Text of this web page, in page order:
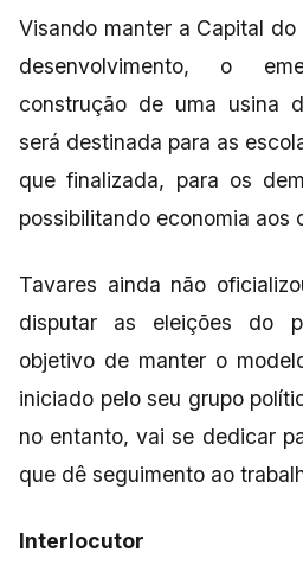
Visando manter a Capital
desenvolvimento, o
construção de uma usina
será destinada para as
que finalizada, para os
possibilitando economia aos
Tavares ainda não
disputar as eleições do
objetivo de manter o
iniciado pelo seu grupo
no entanto, vai se dedicar
que dê seguimento ao
Interlocutor